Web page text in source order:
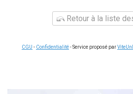
Retour à la liste
CGU - Confidentialité- Service proposé par